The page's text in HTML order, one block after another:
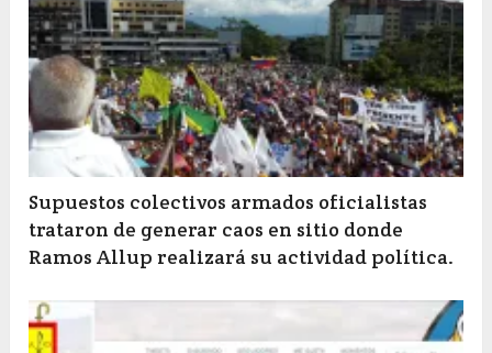
Supuestos colectivos armados oficialistas
trataron de generar caos en sitio donde
Ramos Allup realizará su actividad política.